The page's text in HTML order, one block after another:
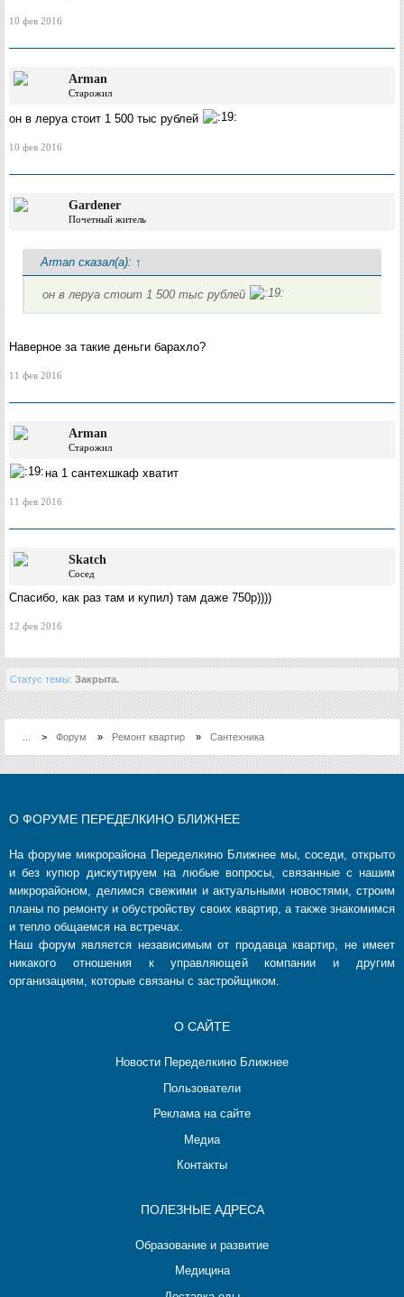
10 фев 2016
Arman
Старожил
он в леруа стоит 1 500 тыс рублей
10 фев 2016
Gardener
Почетный житель
Arman сказал(а): ↑
он в леруа стоит 1 500 тыс рублей
Наверное за такие деньги барахло?
11 фев 2016
Arman
Старожил
на 1 сантехшкаф хватит
11 фев 2016
Skatch
Сосед
Спасибо, как раз там и купил) там даже 750р))))
12 фев 2016
Статус темы: Закрыта.
> Форум » Ремонт квартир » Сантехника
О ФОРУМЕ ПЕРЕДЕЛКИНО БЛИЖНЕЕ
На форуме микрорайона Переделкино Ближнее мы, соседи, открыто
и без купюр дискутируем на любые вопросы, связанные с нашим
микрорайоном, делимся свежими и актуальными новостями, строим
планы по ремонту и обустройству своих квартир, а также знакомимся
и тепло общаемся на встречах.
Наш форум является независимым от продавца квартир, не имеет
никакого отношения к управляющей компании и другим
организациям, которые связаны с застройщиком.
О САЙТЕ
Новости Переделкино Ближнее
Пользователи
Реклама на сайте
Медиа
Контакты
ПОЛЕЗНЫЕ АДРЕСА
Образование и развитие
Медицина